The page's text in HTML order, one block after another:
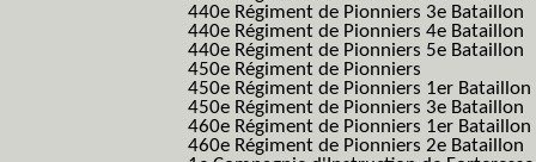
440e Régiment de Pionniers 3e Bataillon
440e Régiment de Pionniers 4e Bataillon
440e Régiment de Pionniers 5e Bataillon
450e Régiment de Pionniers
450e Régiment de Pionniers 1er Bataillon
450e Régiment de Pionniers 3e Bataillon
460e Régiment de Pionniers 1er Bataillon
460e Régiment de Pionniers 2e Bataillon